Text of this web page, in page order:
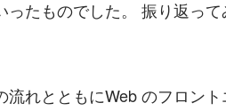
ったものでした。 振り返っ
流れとともにWeb のフロン